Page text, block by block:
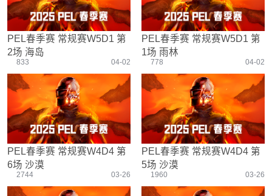
难言
冬季
奇怪君
艺帝帝
晚玉
真人搞笑
带妹大作战
我的憨队友
资源分布
操作意识
刚枪技巧
野点发育
载具解析
游戏设置
落地选择
盒子有话说
快来扶我
作死鸽
精英测评师
精英操作篇
主播搞笑篇
欢乐时刻
盒平老中医
防弹铁头团
TGA
PEGI
其他赛事
赛事回放
精彩集锦
PEL春季赛 常规赛W5D1 第
2场 海岛
833 04-02
PEL春季赛 常规赛W5D1 第
1场 雨林
778 04-02
PEL春季赛 常规赛W4D4 第
6场 沙漠
2744 03-26
PEL春季赛 常规赛W4D4 第
5场 沙漠
1960 03-26